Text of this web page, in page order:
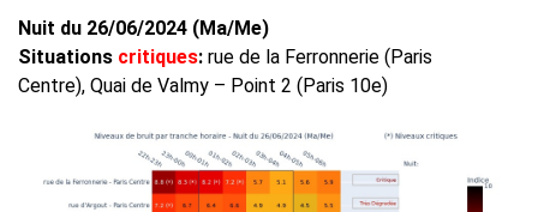
Nuit du 26/06/2024 (Ma/Me)
Situations critiques: rue de la Ferronnerie (Paris
Centre), Quai de Valmy – Point 2 (Paris 10e)